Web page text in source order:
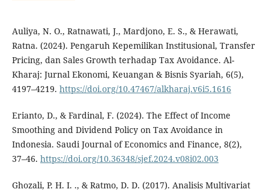
Auliya, N. O., Ratnawati, J., Mardjono, E. S., & Herawati,
Ratna. (2024). Pengaruh Kepemilikan Institusional, Transfer
Pricing, dan Sales Growth terhadap Tax Avoidance. Al-
Kharaj: Jurnal Ekonomi, Keuangan & Bisnis Syariah, 6(5),
4197–4219. https://doi.org/10.47467/alkharaj.v6i5.1616
Erianto, D., & Fardinal, F. (2024). The Effect of Income
Smoothing and Dividend Policy on Tax Avoidance in
Indonesia. Saudi Journal of Economics and Finance, 8(2),
37–46. https://doi.org/10.36348/sjef.2024.v08i02.003
Ghozali, P. H. I. ., & Ratmo, D. D. (2017). Analisis Multivariat